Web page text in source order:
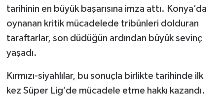
tarihinin en büyük başarısına imza attı. Konya’da
oynanan kritik mücadelede tribünleri dolduran
taraftarlar, son düdüğün ardından büyük sevinç
yaşadı.
Kırmızı-siyahlılar, bu sonuçla birlikte tarihinde ilk
kez Süper Lig’de mücadele etme hakkı kazandı.
MEDYA
TEKNOLOJİ
YAŞAM